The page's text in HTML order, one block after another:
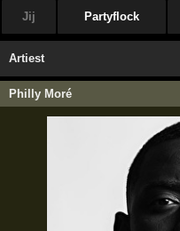
Jij Partyflock
Artiest
Philly Moré